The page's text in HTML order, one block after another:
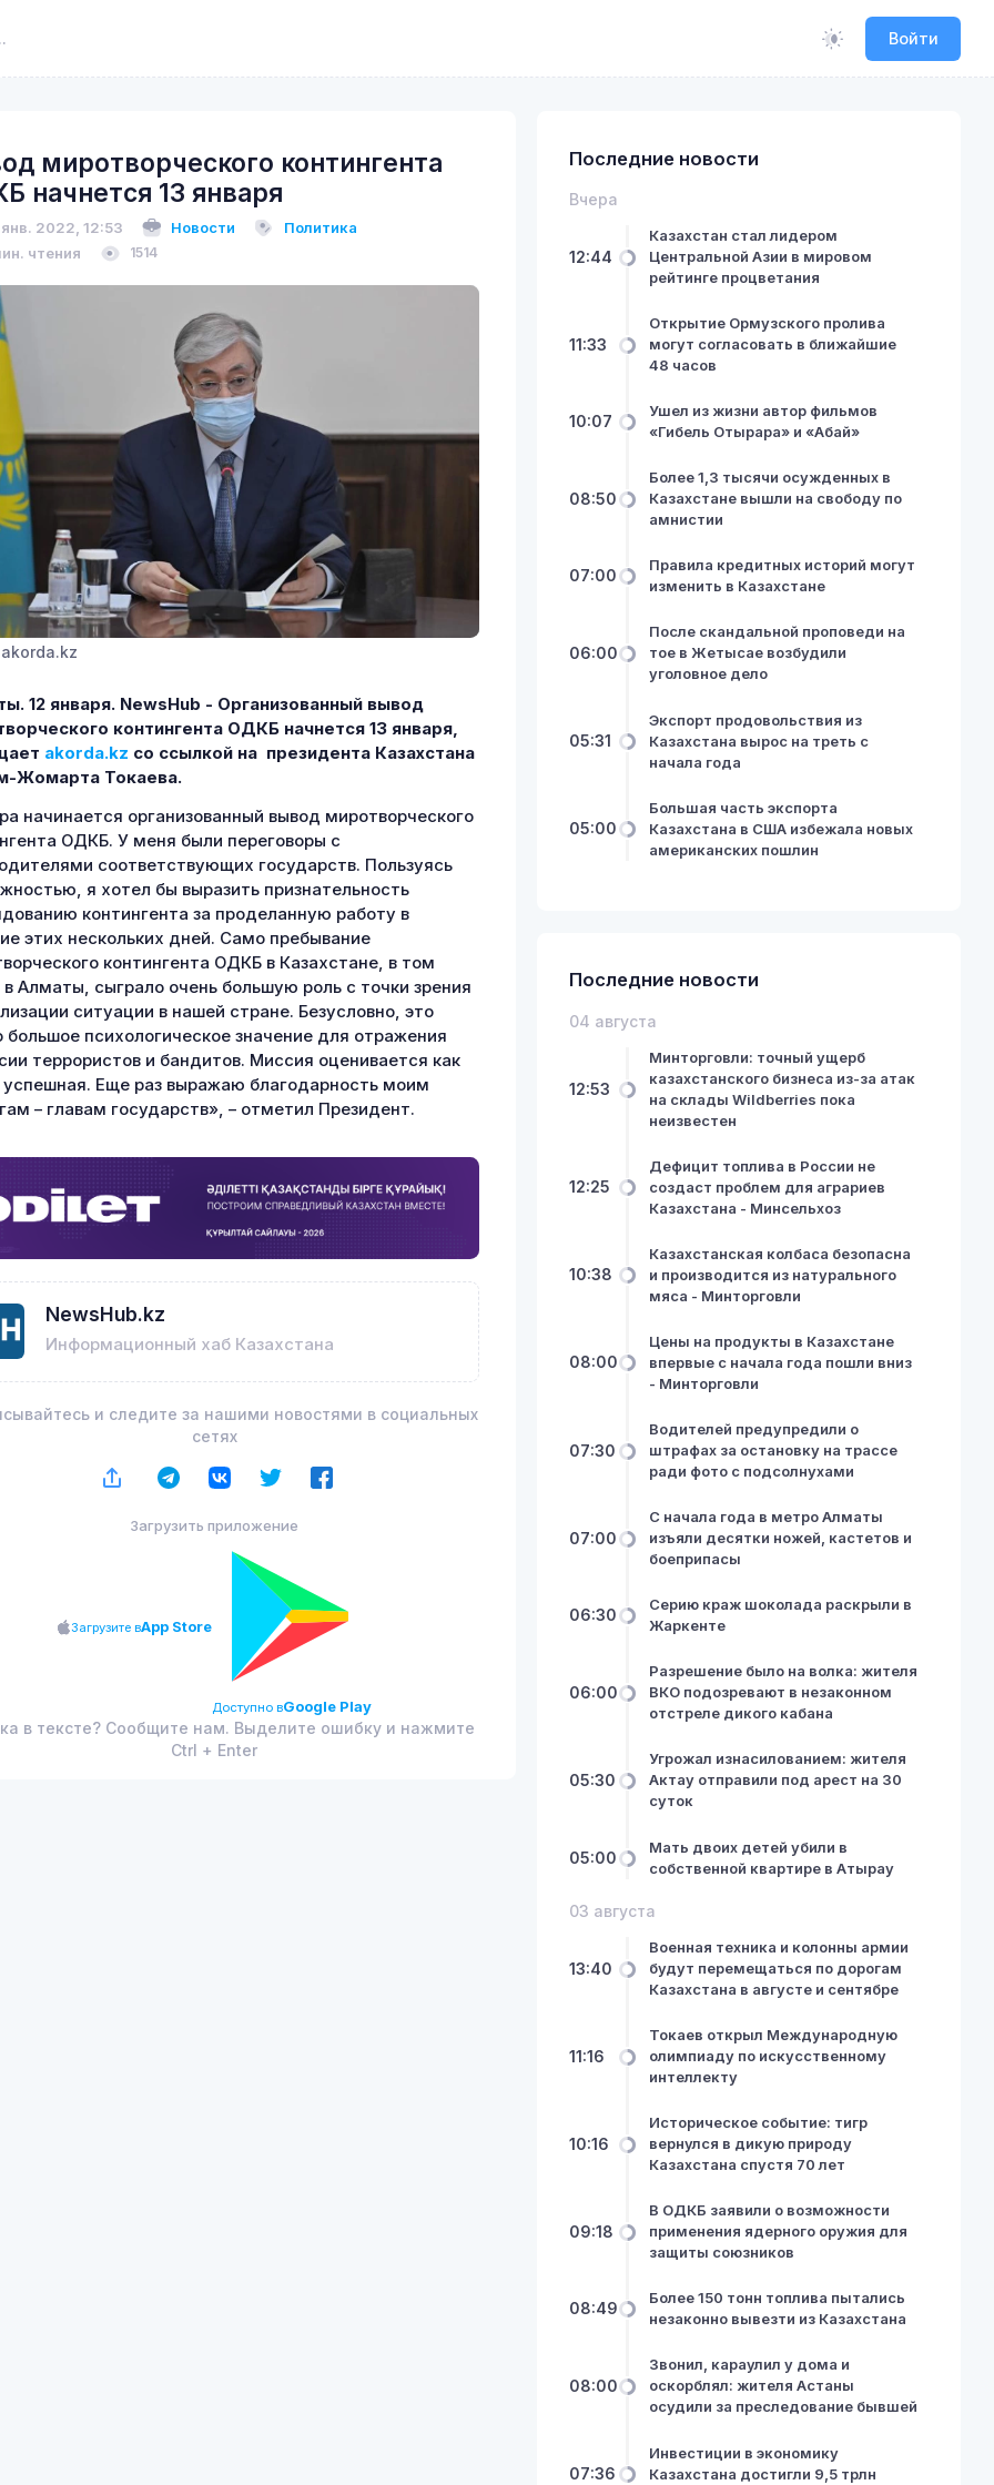
Войти
миротворческого контингента
начнется 13 января
2022, 12:53 Новости
Политика
чтения
1514
12 января. NewsHub - Организованный вывод
контингента ОДКБ начнется 13 января,
akorda.kz со ссылкой на президента Казахстана
Жомарта Токаева.
начинается организованный вывод миротворческого
ОДКБ. У меня были переговоры с
соответствующих государств. Пользуясь
я хотел бы выразить признательность
контингента за проделанную работу в
этих нескольких дней. Само пребывание
контингента ОДКБ в Казахстане, в том
в Алматы, сыграло очень большую роль с точки зрения
ситуации в нашей стране. Безусловно, это
большое психологическое значение для отражения
террористов и бандитов. Миссия оценивается как
успешная. Еще раз выражаю благодарность моим
– главам государств», – отметил Президент.
NewsHub.kz
Информационный хаб Казахстана
и следите за нашими новостями в социальных
сетях
Загрузить приложение
Загрузите вApp Store
Доступно вGoogle Play
в тексте? Сообщите нам. Выделите ошибку и нажмите
Ctrl + Enter
Последние новости
Вчера
12:44
Казахстан стал лидером
Центральной Азии в мировом
рейтинге процветания
11:33
Открытие Ормузского пролива
могут согласовать в ближайшие
48 часов
10:07
Ушел из жизни автор фильмов
«Гибель Отырара» и «Абай»
08:50
Более 1,3 тысячи осужденных в
Казахстане вышли на свободу по
амнистии
07:00
Правила кредитных историй могут
изменить в Казахстане
06:00
После скандальной проповеди на
тое в Жетысае возбудили
уголовное дело
05:31
Экспорт продовольствия из
Казахстана вырос на треть с
начала года
05:00
Большая часть экспорта
Казахстана в США избежала новых
американских пошлин
Последние новости
04 августа
12:53
Минторговли: точный ущерб
казахстанского бизнеса из-за атак
на склады Wildberries пока
неизвестен
12:25
Дефицит топлива в России не
создаст проблем для аграриев
Казахстана - Минсельхоз
10:38
Казахстанская колбаса безопасна
и производится из натурального
мяса - Минторговли
08:00
Цены на продукты в Казахстане
впервые с начала года пошли вниз
- Минторговли
07:30
Водителей предупредили о
штрафах за остановку на трассе
ради фото с подсолнухами
07:00
С начала года в метро Алматы
изъяли десятки ножей, кастетов и
боеприпасы
06:30
Серию краж шоколада раскрыли в
Жаркенте
06:00
Разрешение было на волка: жителя
ВКО подозревают в незаконном
отстреле дикого кабана
05:30
Угрожал изнасилованием: жителя
Актау отправили под арест на 30
суток
05:00
Мать двоих детей убили в
собственной квартире в Атырау
03 августа
13:40
Военная техника и колонны армии
будут перемещаться по дорогам
Казахстана в августе и сентябре
11:16
Токаев открыл Международную
олимпиаду по искусственному
интеллекту
10:16
Историческое событие: тигр
вернулся в дикую природу
Казахстана спустя 70 лет
09:18
В ОДКБ заявили о возможности
применения ядерного оружия для
защиты союзников
08:49
Более 150 тонн топлива пытались
незаконно вывезти из Казахстана
08:00
Звонил, караулил у дома и
оскорблял: жителя Астаны
осудили за преследование бывшей
07:36
Инвестиции в экономику
Казахстана достигли 9,5 трлн